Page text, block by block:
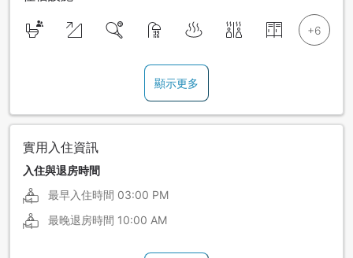
顯示更多
實用入住資訊
入住與退房時間
最早入住時間 03:00 PM
最晚退房時間 10:00 AM